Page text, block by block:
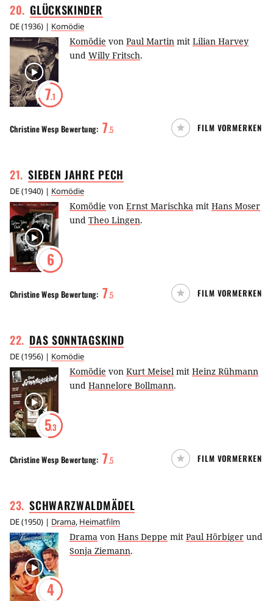
20. GLÜCKSKINDER
DE(1936) | Komödie
7.1
Komödie von Paul Martin mit Lilian Harvey
und Willy Fritsch.
Christine Wesp Bewertung: 7.5 FILM VORMERKEN
21. SIEBEN JAHRE PECH
DE(1940) | Komödie
6
Komödie von Ernst Marischka mit Hans Moser
und Theo Lingen.
Christine Wesp Bewertung: 7.5 FILM VORMERKEN
22. DAS SONNTAGSKIND
DE(1956) | Komödie
5.3
Komödie von Kurt Meisel mit Heinz Rühmann
und Hannelore Bollmann.
Christine Wesp Bewertung: 7.5 FILM VORMERKEN
23. SCHWARZWALDMÄDEL
DE(1950) | Drama, Heimatfilm
4
Drama von Hans Deppe mit Paul Hörbiger und
Sonja Ziemann.